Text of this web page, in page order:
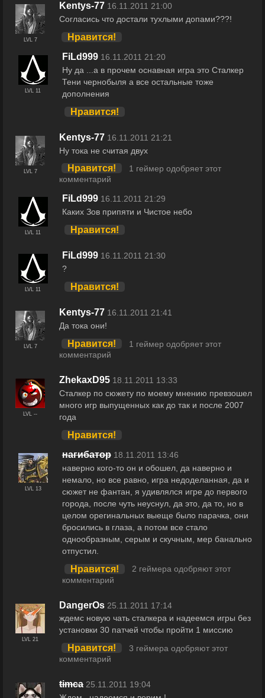
LVL 7
Kentys-77 16.11.2011 21:00
Согласись что достали тухлыми допами???!
Нравится!
LVL 11
FiLd999 16.11.2011 21:20
Ну да ...а в прочем оснавная игра это Сталкер
Тени чернобыля а все остальные тоже
дополнения
Нравится!
LVL 7
Kentys-77 16.11.2011 21:21
Ну тока не считая двух
Нравится!
1 геймер одобряет этот
комментарий
LVL 11
FiLd999 16.11.2011 21:29
Каких Зов припяти и Чистое небо
Нравится!
LVL 11
FiLd999 16.11.2011 21:30
?
Нравится!
LVL 7
Kentys-77 16.11.2011 21:41
Да тока они!
Нравится!
1 геймер одобряет этот
комментарий
LVL --
ZhekaxD95 18.11.2011 13:33
Сталкер по сюжету по моему мнению превзошел
много игр выпущенных как до так и после 2007
года
Нравится!
LVL 13
нагибатор 18.11.2011 13:46
наверно кого-то он и обошел, да наверно и
немало, но все равно, игра недоделанная, да и
сюжет не фантан, я удивлялся игре до первого
города, после чуть неуснул, да это, да то, но в
целом орегинальных выеще было парачка, они
бросились в глаза, а потом все стало
однообразным, серым и скучным, мер банально
отпустил.
Нравится!
2 геймера одобряют этот
комментарий
LVL 21
DangerOs 25.11.2011 17:14
ждемс новую чать сталкера и надеемся игры без
установки 30 патчей чтобы пройти 1 миссию
Нравится!
3 геймера одобряют этот
комментарий
timca 25.11.2011 19:04